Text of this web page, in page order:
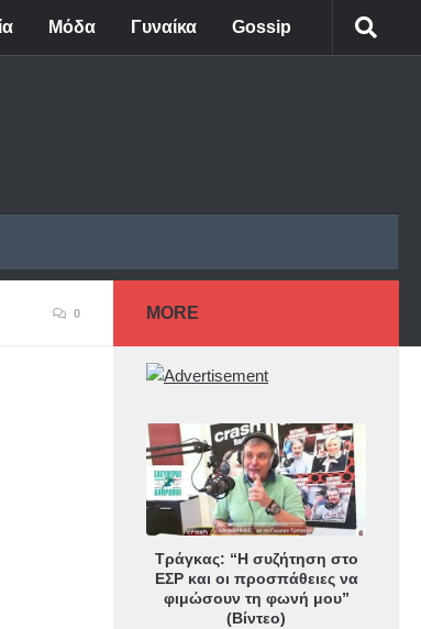
Μόδα Γυναίκα Gossip
0 MORE
Τράγκας: “Η συζήτηση στο
ΕΣΡ και οι προσπάθειες να
φιμώσουν τη φωνή μου”
(Βίντεο)